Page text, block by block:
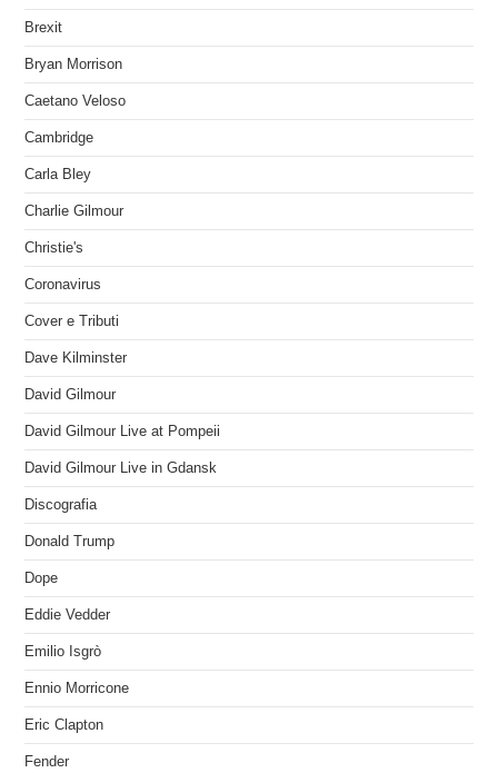
Brexit
Bryan Morrison
Caetano Veloso
Cambridge
Carla Bley
Charlie Gilmour
Christie's
Coronavirus
Cover e Tributi
Dave Kilminster
David Gilmour
David Gilmour Live at Pompeii
David Gilmour Live in Gdansk
Discografia
Donald Trump
Dope
Eddie Vedder
Emilio Isgrò
Ennio Morricone
Eric Clapton
Fender